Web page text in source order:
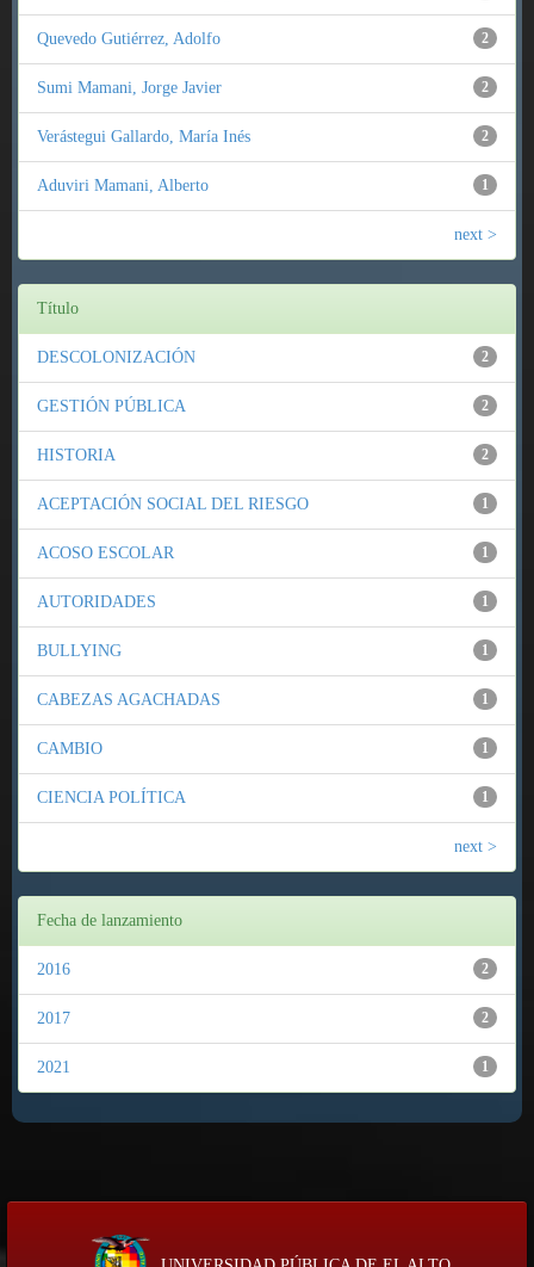
2
Quevedo Gutiérrez, Adolfo
2
Sumi Mamani, Jorge Javier
2
Verástegui Gallardo, María Inés
1
Aduviri Mamani, Alberto
next >
Título
2
DESCOLONIZACIÓN
2
GESTIÓN PÚBLICA
2
HISTORIA
1
ACEPTACIÓN SOCIAL DEL RIESGO
1
ACOSO ESCOLAR
1
AUTORIDADES
1
BULLYING
1
CABEZAS AGACHADAS
1
CAMBIO
1
CIENCIA POLÍTICA
next >
Fecha de lanzamiento
2
2016
2
2017
1
2021